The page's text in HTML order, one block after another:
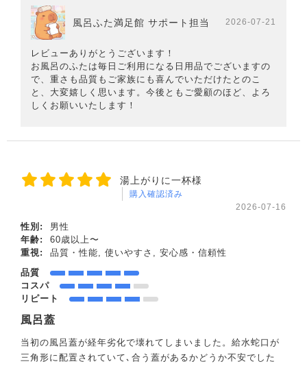
風呂ふた満足館 サポート担当 2026-07-21
レビューありがとうございます！
お風呂のふたは毎日ご利用になる日用品でございますの
で、重さも品質もご家族にも喜んでいただけたとのこ
と、大変嬉しく思います。今後ともご愛顧のほど、よろ
しくお願いいたします！
湯上がりに一杯様
購入確認済み
2026-07-16
性別:
男性
年齢:
60歳以上〜
重視:
品質・性能, 使いやすさ, 安心感・信頼性
品質
コスパ
リピート
風呂蓋
当初の風呂蓋が経年劣化で壊れてしまいました。給水蛇口が
三角形に配置されていて､合う蓋があるかどうか不安でした